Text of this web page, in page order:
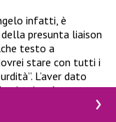
infatti, è
presunta liaison
testo a
stare con tutti i
L’aver dato
è stato un
fan: “Ho
ti